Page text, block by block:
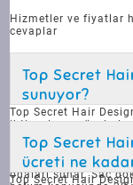
Hizmetler ve fiyatlar
cevaplar
Top Secret
sunuyor?
Top Secret Hair
ihtiyaçlarına özel
Bunlar arasında,
olarak uyarlanmış
Stüdyo gizliliğe
odaları sunar. Saç
Top Secret
ücreti ne
Top Secret Hair